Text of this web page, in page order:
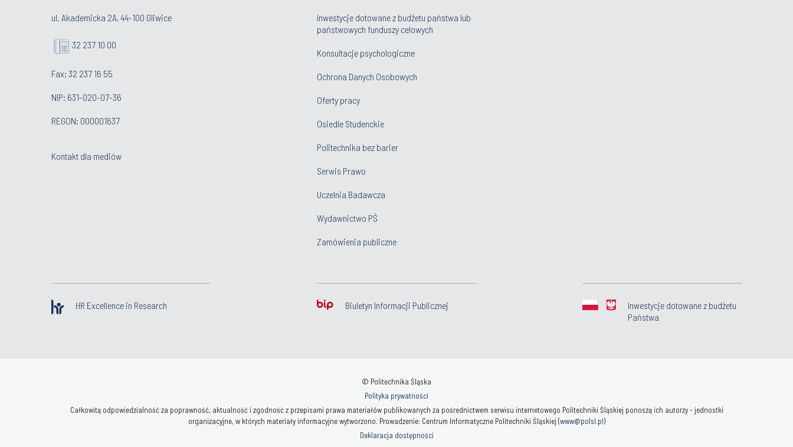
ul. Akademicka 2A, 44-100 Gliwice
32 237 10 00
Fax: 32 237 16 55
NIP: 631-020-07-36
REGON: 000001637
Kontakt dla mediów
Inwestycje dotowane z budżetu państwa lub
państwowych funduszy celowych
Konsultacje psychologiczne
Ochrona Danych Osobowych
Oferty pracy
Osiedle Studenckie
Politechnika bez barier
Serwis Prawo
Uczelnia Badawcza
Wydawnictwo PŚ
Zamówienia publiczne
HR Excellence in Research Biuletyn Informacji Publicznej
Inwestycje dotowane z budżetu
Państwa
© Politechnika Śląska
Polityka prywatności
Całkowitą odpowiedzialność za poprawność, aktualność i zgodność z przepisami prawa materiałów publikowanych za pośrednictwem serwisu internetowego Politechniki Śląskiej ponoszą ich autorzy - jednostki
organizacyjne, w których materiały informacyjne wytworzono. Prowadzenie: Centrum Informatyczne Politechniki Śląskiej (www@polsl.pl)
Deklaracja dostępności